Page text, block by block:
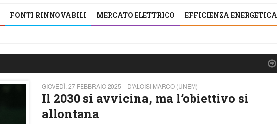
FONTI RINNOVABILI MERCATO ELETTRICO EFFICIENZA ENERGETICA
GIOVEDÌ, 27 FEBBRAIO 2025 D'ALOISI MARCO (UNEM)
Il 2030 si avvicina, ma l’obiettivo si
allontana